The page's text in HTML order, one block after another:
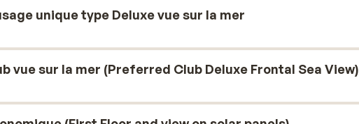
saveurs italiennes, en passant par un buffet complet, il y en
unique type Deluxe vue sur la mer
vue sur la mer (Preferred Club Deluxe Frontal Sea View)